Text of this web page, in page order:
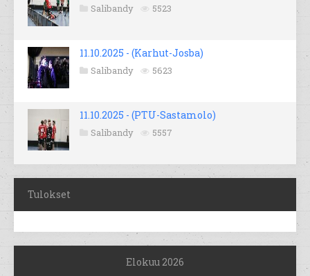
Salibandy 5523
11.10.2025 - (Karhut-Josba)
Salibandy 5623
11.10.2025 - (PTU-Sastamolo)
Salibandy 5557
Tulokset
Elokuu 2026